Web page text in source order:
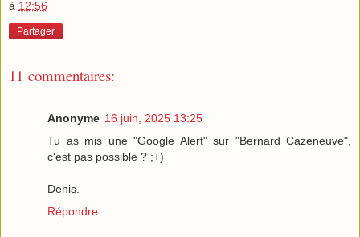
à 12:56
Partager
11 commentaires:
Anonyme 16 juin, 2025 13:25
Tu as mis une "Google Alert" sur "Bernard Cazeneuve",
c'est pas possible ? ;+)
Denis.
Répondre